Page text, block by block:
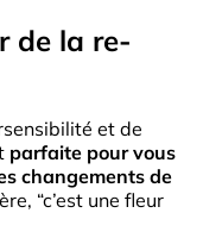
de la re-
et de
parfaite pour vous
changements de
“c’est une fleur